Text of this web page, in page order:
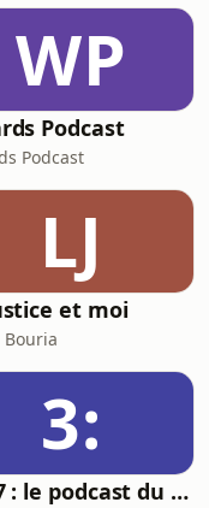
Boublil,
Boule, la
WP
Podcast
Podcast
LJ
et moi
Bouria
3:
37:37 : le podcast du Club des Orateurs de Strasbourg